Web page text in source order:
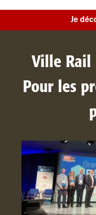
Je
Ville Rail
Pour les